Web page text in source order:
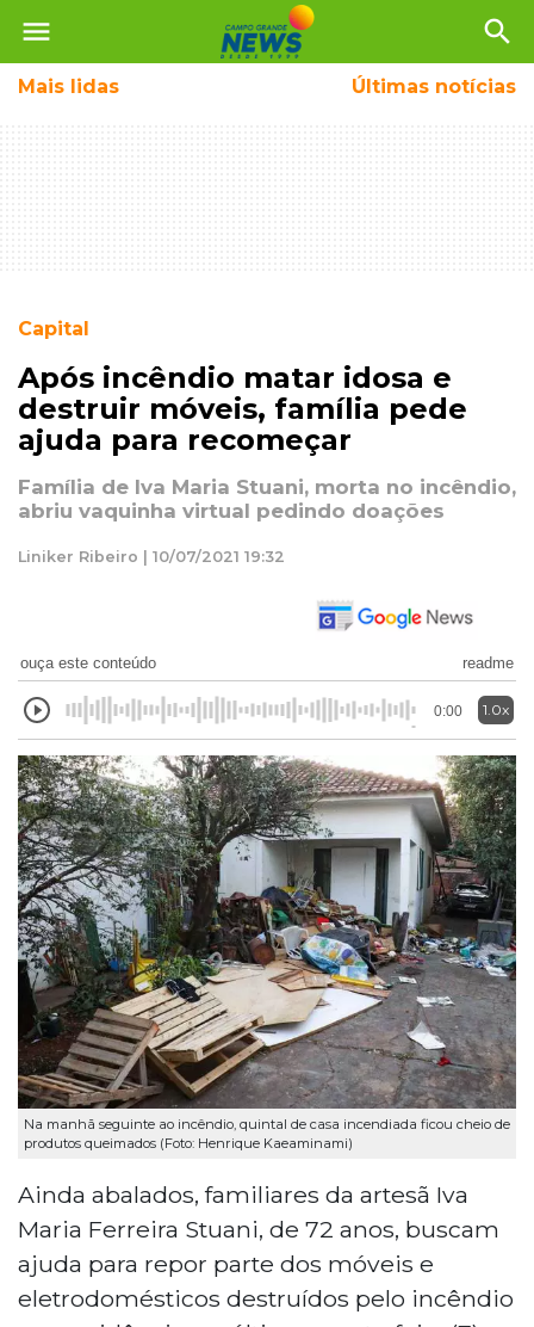
menu search
Mais lidas Últimas notícias
Capital
Após incêndio matar idosa e
destruir móveis, família pede
ajuda para recomeçar
Família de Iva Maria Stuani, morta no incêndio,
abriu vaquinha virtual pedindo doações
Liniker Ribeiro | 10/07/2021 19:32
ouça este conteúdo readme
0:00 1.0x
Na manhã seguinte ao incêndio, quintal de casa incendiada ficou cheio de
produtos queimados (Foto: Henrique Kaeaminami)
Ainda abalados, familiares da artesã Iva
Maria Ferreira Stuani, de 72 anos, buscam
ajuda para repor parte dos móveis e
eletrodomésticos destruídos pelo incêndio